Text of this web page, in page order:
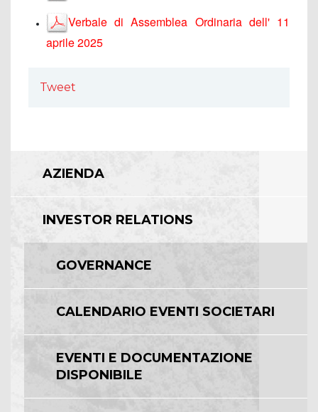
Verbale di Assemblea Ordinaria dell' 11
aprile 2025
Tweet
AZIENDA
INVESTOR RELATIONS
GOVERNANCE
CALENDARIO EVENTI SOCIETARI
EVENTI E DOCUMENTAZIONE
DISPONIBILE